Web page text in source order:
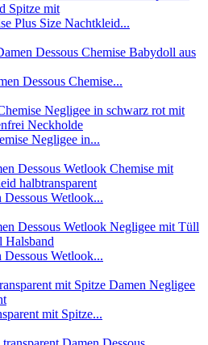
Plus Size Nachtkleid...
Dessous Chemise...
Negligee in...
Dessous Wetlook...
Dessous Wetlook...
mit Spitze...